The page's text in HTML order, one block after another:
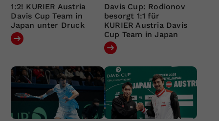
1:2! KURIER Austria
Davis Cup Team in
Japan unter Druck
Davis Cup: Rodionov
besorgt 1:1 für
KURIER Austria Davis
Cup Team in Japan